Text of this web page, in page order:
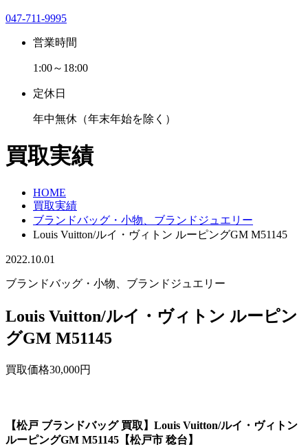
047-711-9995
営業時間
1:00～18:00
定休日
年中無休（年末年始を除く）
買取実績
HOME
買取実績
ブランドバッグ・小物、ブランドジュエリー
Louis Vuitton/ルイ・ヴィトン ルーピングGM M51145
2022.10.01
ブランドバッグ・小物、ブランドジュエリー
Louis Vuitton/ルイ・ヴィトン ルーピン
グGM M51145
買取価格30,000円
【松戸 ブランドバッグ 買取】Louis Vuitton/ルイ・ヴィトン
ルーピングGM M51145【松戸市 稔台】